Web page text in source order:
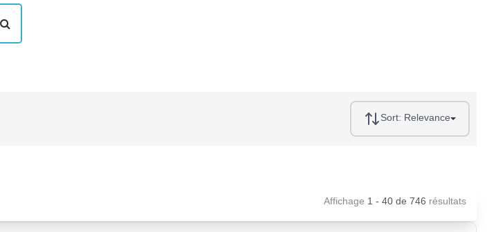
Sort: Relevance
Affichage 1 - 40 de 746 résultats